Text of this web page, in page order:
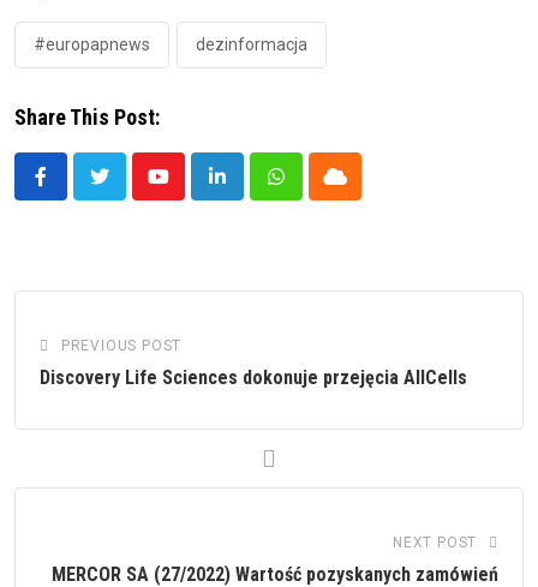
#europapnews dezinformacja
Share This Post:
YoutubeLinkedInWhatsappCloud
PREVIOUS POST
Discovery Life Sciences dokonuje przejęcia AllCells
NEXT POST
MERCOR SA (27/2022) Wartość pozyskanych zamówień